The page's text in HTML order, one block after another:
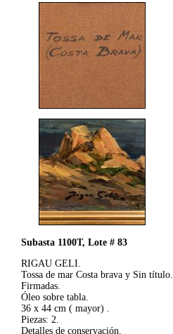
Subasta 1100T, Lote # 83
RIGAU GELI.
Tossa de mar Costa brava y Sin título.
Firmadas.
Óleo sobre tabla.
36 x 44 cm ( mayor) .
Piezas: 2.
Detalles de conservación.